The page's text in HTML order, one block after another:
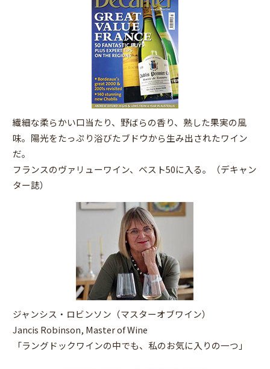
繊細な柔らかい口当たり、野ばらの香り、熟した果実の風
味。陽光をたっぷり浴びたブドウから生み出されたワイン
だ。
フランスのヴァリューワイン、ベスト50に入る。（デキャン
ター誌）
ジャンシス・ロビンソン（マスターオブワイン）
Jancis Robinson, Master of Wine
「ラングドックワインの中でも、私のお気に入りの一つ」